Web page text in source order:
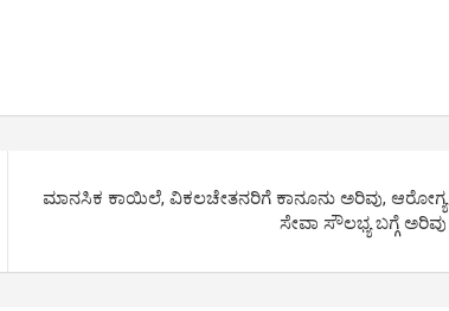
ಮಾನಸಿಕ ಕಾಯಿಲೆ, ವಿಕಲಚೇತನರಿಗೆ ಕಾನೂನು ಅರಿವು, ಆರೋಗ್ಯ
ಸೇವಾ ಸೌಲಭ್ಯ ಬಗ್ಗೆ ಅರಿವು